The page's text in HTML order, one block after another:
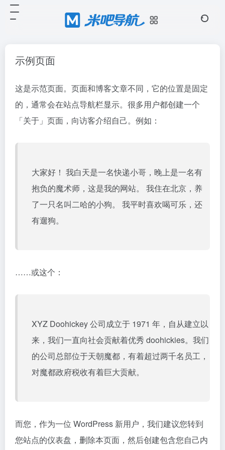
示例页面
这是示范页面。页面和博客文章不同，它的位置是固定
的，通常会在站点导航栏显示。很多用户都创建一个
「关于」页面，向访客介绍自己。例如：
大家好！ 我白天是一名快递小哥，晚上是一名有
抱负的魔术师，这是我的网站。 我住在北京，养
了一只名叫二哈的小狗。 我平时喜欢喝可乐，还
有遛狗。
……或这个：
XYZ Doohickey 公司成立于 1971 年，自从建立以
来，我们一直向社会贡献着优秀 doohickies。我们
的公司总部位于天朝魔都，有着超过两千名员工，
对魔都政府税收有着巨大贡献。
而您，作为一位 WordPress 新用户，我们建议您转到
您站点的仪表盘 ，删除本页面，然后创建包含您自己内